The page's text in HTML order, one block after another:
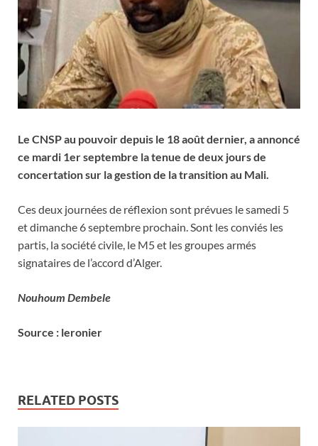
Le CNSP au pouvoir depuis le 18 août dernier, a annoncé
ce mardi 1er septembre la tenue de deux jours de
concertation sur la gestion de la transition au Mali.
Ces deux journées de réflexion sont prévues le samedi 5
et dimanche 6 septembre prochain. Sont les conviés les
partis, la société civile, le M5 et les groupes armés
signataires de l’accord d’Alger.
Nouhoum Dembele
Source : leronier
RELATED POSTS